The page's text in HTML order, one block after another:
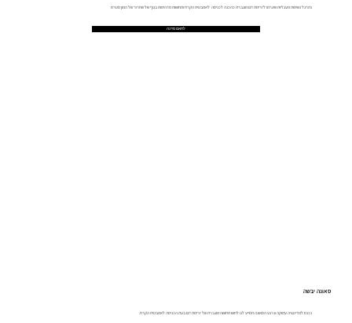
נתרגל נשימות מעגליות שיגרמו לזרימת דם מוגברת כהכנה לכניסה לאמבטית הקרח ותחושות מדהימות בגוף של שחרור של המון סטרס
לתאם סדנה
סאונה יבשה
נכנס למדיטציה עמוקה ונרגע הסאונה תסייע לנו לחוש תחושה מוגברת של זרימת דם בעת הכניסה לאמבטית הקרח.